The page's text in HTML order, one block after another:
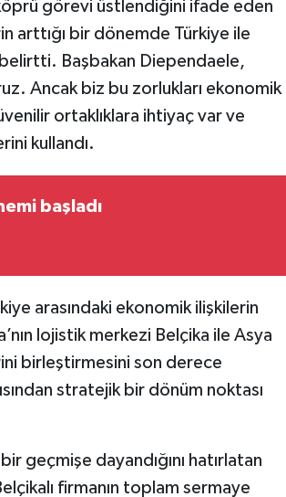
görevi üstlendiğini ifade eden
arttığı bir dönemde Türkiye ile
Başbakan Diependaele,
Ancak biz bu zorlukları ekonomik
ortaklıklara ihtiyaç var ve
kullandı.
başladı
arasındaki ekonomik ilişkilerin
lojistik merkezi Belçika ile Asya
birleştirmesini son derece
stratejik bir dönüm noktası
geçmişe dayandığını hatırlatan
firmanın toplam sermaye